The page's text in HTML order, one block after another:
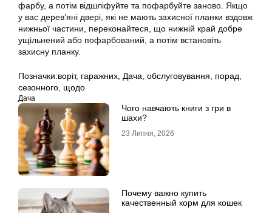
фарбу, а потім відшліфуйте та пофарбуйте заново. Якщо
у вас дерев’яні двері, які не мають захисної планки вздовж
нижньої частини, переконайтеся, що нижній край добре
ущільнений або пофарбований, а потім встановіть
захисну планку.
Позначки:воріт, гаражних, Дача, обслуговування, порад,
сезонного, щодо
Дача
Чого навчають книги з гри в
шахи?
23 Липня, 2026
Почему важно купить
качественный корм для кошек